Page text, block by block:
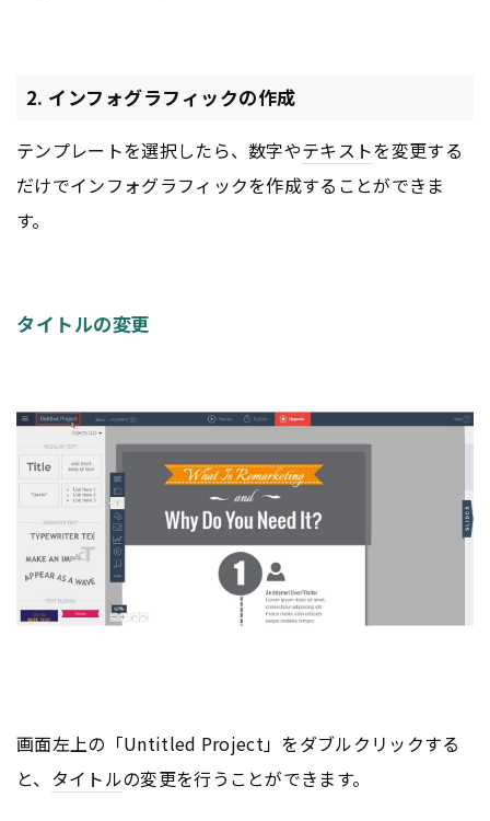
2. インフォグラフィックの作成
テンプレートを選択したら、数字やテキストを変更する
だけでインフォグラフィックを作成することができま
す。
タイトルの変更
画面左上の「Untitled Project」をダブルクリックする
と、 タイトルの変更を行うことができます。